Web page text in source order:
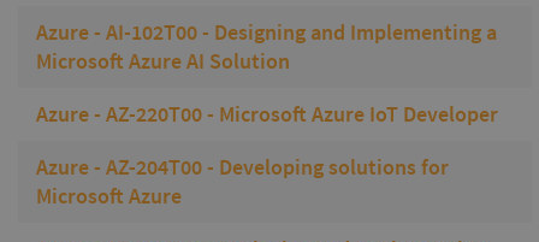
Azure - AI-102T00 - Designing and Implementing a
Microsoft Azure AI Solution
Azure - AZ-220T00 - Microsoft Azure IoT Developer
Azure - AZ-204T00 - Developing solutions for
Microsoft Azure